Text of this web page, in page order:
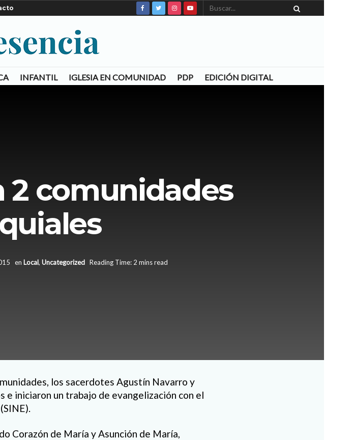
INFANTIL IGLESIA EN COMUNIDAD PDP EDICIÓN DIGITAL
2 comunidades
en Local, Uncategorized Reading Time: 2 mins read
los sacerdotes Agustín Navarro y
e iniciaron un trabajo de evangelización con el
Corazón de María y Asunción de María,